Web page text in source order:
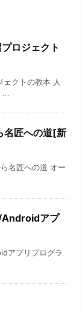
ロジェクト
ェクトの教本 人
...
名匠への道[新
名匠への道 オー
アプ
アプリプログラ